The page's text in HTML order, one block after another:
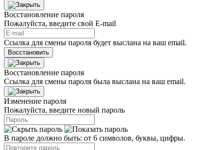
Восстановление пароля
Пожалуйста, введите свой E‑mail
Ссылка для смены пароля будет выслана на ваш email.
Восстановить
Восстановление пароля
Ссылка для смены пароля была выслана на ваш email.
Изменение пароля
Пожалуйста, введите новый пароль
В пароле должно быть: от 6 символов, буквы, цифры.